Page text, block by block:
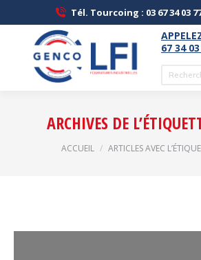
Tél. Tourcoing : 03 67 34 03
67 34
ARCHIVES DE
Vous êtes ici :
ACCUEIL ARTICLES AVEC